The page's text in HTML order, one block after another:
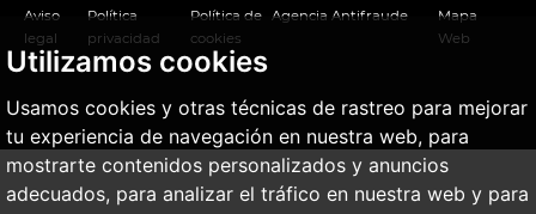
Utilizamos cookies
Usamos cookies y otras técnicas de rastreo para mejorar
tu experiencia de navegación en nuestra web, para
mostrarte contenidos personalizados y anuncios
adecuados, para analizar el tráfico en nuestra web y para
Aviso
legal
Política
privacidad
Política de
cookies
Agencia Antifraude
Mapa
Web